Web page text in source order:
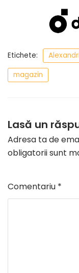
Etichete:
magazin
Lasă un
Adresa ta de
obligatorii sunt
Comentariu *